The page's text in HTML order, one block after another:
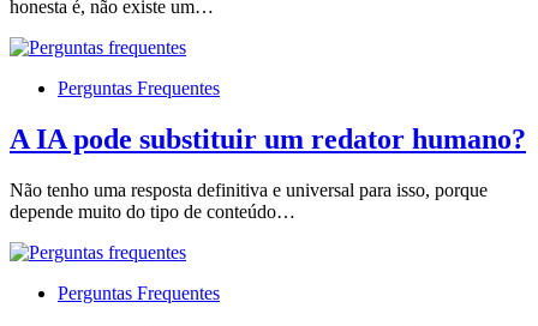
honesta é, não existe um…
Perguntas Frequentes
A IA pode substituir um redator humano?
Não tenho uma resposta definitiva e universal para isso, porque
depende muito do tipo de conteúdo…
Perguntas Frequentes